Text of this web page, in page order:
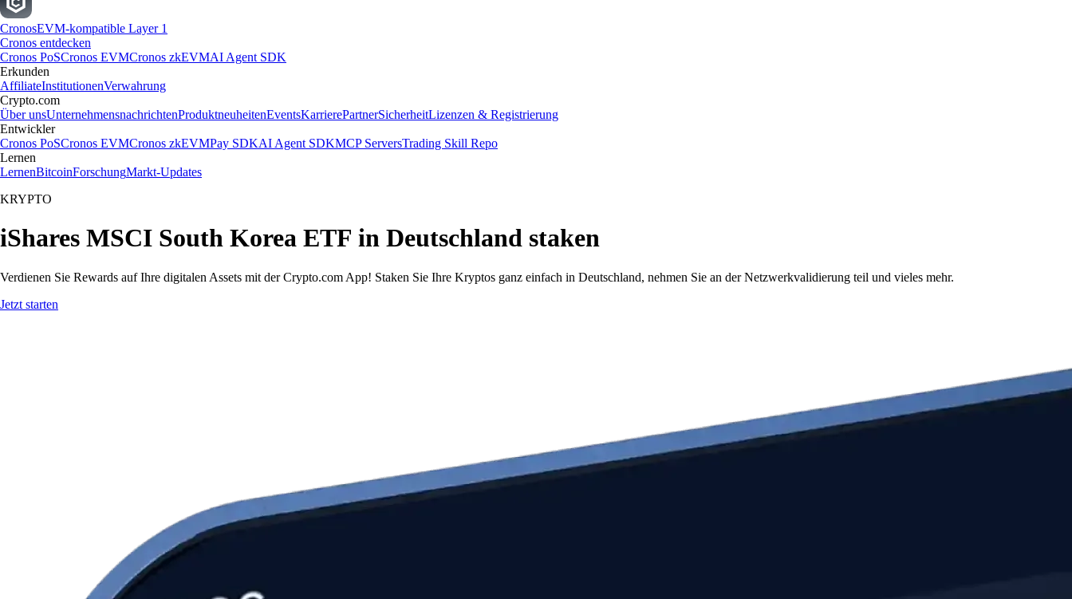
CronosEVM-kompatible Layer 1
Cronos entdecken
Cronos PoSCronos EVMCronos zkEVMAI Agent SDK
Erkunden
AffiliateInstitutionenVerwahrung
Crypto.com
Über unsUnternehmensnachrichtenProduktneuheitenEventsKarrierePartnerSicherheitLizenzen & Registrierung
Entwickler
Cronos PoSCronos EVMCronos zkEVMPay SDKAI Agent SDKMCP ServersTrading Skill Repo
Lernen
LernenBitcoinForschungMarkt-Updates
KRYPTO
iShares MSCI South Korea ETF in Deutschland staken
Verdienen Sie Rewards auf Ihre digitalen Assets mit der Crypto.com App! Staken Sie Ihre Kryptos ganz einfach in Deutschland, nehmen Sie an der Netzwerkvalidierung teil und vieles mehr.
Jetzt starten